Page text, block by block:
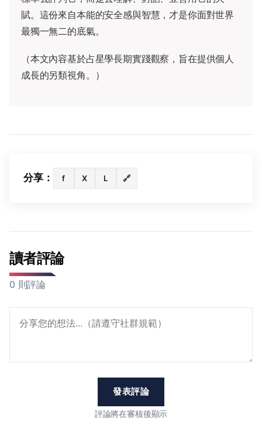
賦。這份來自本能的安全感與智慧，才是你面對世界
最獨一無二的底氣。
（本文內容基於占星學長期實踐觀察，旨在提供個人
成長的另類視角。）
分享： f X L 🔗
讀者評論
0 則評論
發表評論
評論將在審核後顯示